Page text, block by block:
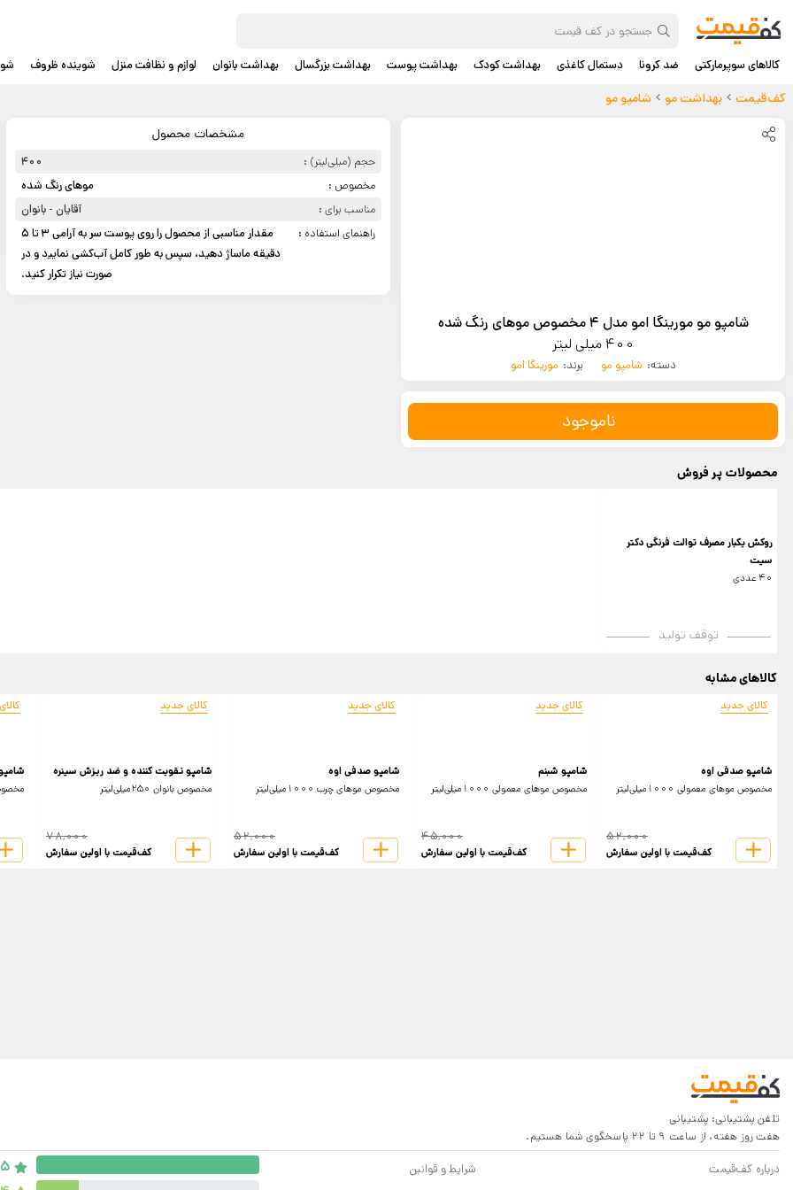
کالاهای سوپرمارکتی ضد کرونا دستمال کاغذی بهداشت کودک بهداشت پوست بهداشت بزرگسال بهداشت بانوان لوازم و نظافت منزل شوینده ظروف
کف‌قیمت بهداشت مو شامپو مو
شامپو مو مورینگا امو مدل 4 مخصوص موهای رنگ شده
400 میلی لیتر
دسته: شامپو مو برند: مورینگا امو
ناموجود
مشخصات محصول
حجم (میلی‌لیتر) :
400
مخصوص :
موهای رنگ شده
مناسب برای :
آقایان - بانوان
راهنمای استفاده :
مقدار مناسبی از محصول را روی پوست سر به آرامی 3 تا 5
دقیقه ماساژ دهید، سپس به طور کامل آب‌کشی نماﻳﻴد و در
صورت نیاز تکرار کنید.
محصولات پر فروش
روکش یکبار مصرف توالت فرنگی دکتر
سیت
40 عددی
توقف تولید
کالاهای مشابه
کالای جدید
شامپو صدفی اوه
مخصوص موهای معمولی 1000میلی‌لیتر
52,000
کف‌قیمت با اولین سفارش
کالای جدید
شامپو شبنم
مخصوص موهای معمولی 1000میلی‌لیتر
45,000
کف‌قیمت با اولین سفارش
کالای جدید
شامپو صدفی اوه
مخصوص موهای چرب 1000میلی‌لیتر
52,000
کف‌قیمت با اولین سفارش
کالای جدید
شامپو تقویت کننده و ضد ریزش سینره
مخصوص بانوان 250میلی‌لیتر
78,000
کف‌قیمت با اولین سفارش
مخصوص
تلفن پشتیبانی: پشتیبانی
هفت روز هفته، از ساعت 9 تا 22 پاسخگوی شما هستیم.
درباره کف‌قیمت
شرایط و قوانین
5